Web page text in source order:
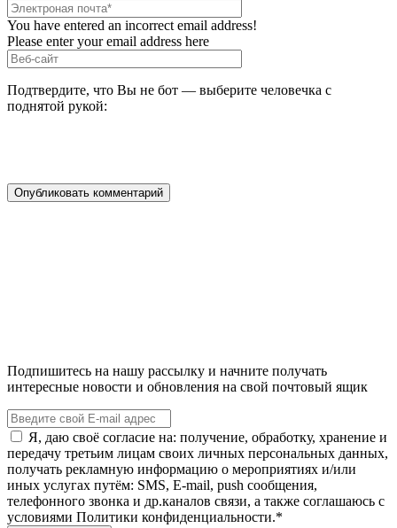
You have entered an incorrect email address!
Please enter your email address here
Подтвердите, что Вы не бот — выберите человечка с
поднятой рукой:
Подпишитесь на нашу рассылку и начните получать
интересные новости и обновления на свой почтовый ящик
Я, даю своё согласие на: получение, обработку, хранение и
передачу третьим лицам своих личных персональных данных,
получать рекламную информацию о мероприятиях и/или
иных услугах путём: SMS, E-mail, push сообщения,
телефонного звонка и др.каналов связи, а также соглашаюсь с
условиями Политики конфиденциальности.*